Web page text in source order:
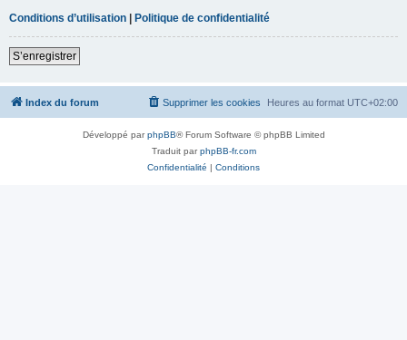
Conditions d’utilisation | Politique de confidentialité
S’enregistrer
Index du forum Heures au format UTC+02:00
Supprimer les cookies
Développé parphpBB® Forum Software © phpBB Limited
Traduit parphpBB-fr.com
Confidentialité | Conditions